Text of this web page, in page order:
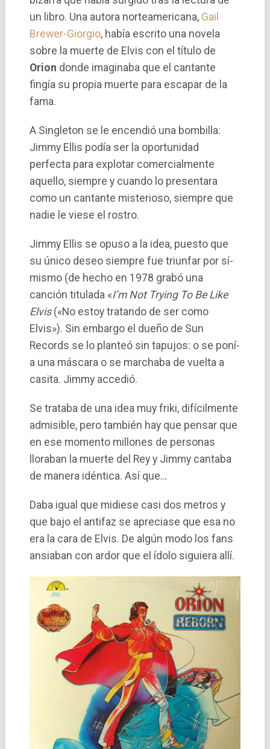
un libro. Una autora norteamericana, Gail
Brewer-Giorgio, habí­a escrito una novela
sobre la muerte de Elvis con el tí­tulo de
Orion donde imaginaba que el cantante
fingí­a su propia muerte para escapar de la
fama.
A Singleton se le encendió una bombilla:
Jimmy Ellis podía ser la oportunidad
perfecta para explotar comercialmente
aquello, siempre y cuando lo presentara
como un cantante misterioso, siempre que
nadie le viese el rostro.
Jimmy Ellis se opuso a la idea, puesto que
su único deseo siempre fue triunfar por sí­
mismo (de hecho en 1978 grabó una
canción titulada «I’m Not Trying To Be Like
Elvis(«No estoy tratando de ser como
Elvis»). Sin embargo el dueño de Sun
Records se lo planteó sin tapujos: o se poní­
a una máscara o se marchaba de vuelta a
casita. Jimmy accedió.
Se trataba de una idea muy friki, difí­cilmente
admisible, pero también hay que pensar que
en ese momento millones de personas
lloraban la muerte del Rey y Jimmy cantaba
de manera idéntica. Así que…
Daba igual que midiese casi dos metros y
que bajo el antifaz se apreciase que esa no
era la cara de Elvis. De algún modo los fans
ansiaban con ardor que el í­dolo siguiera allí­.